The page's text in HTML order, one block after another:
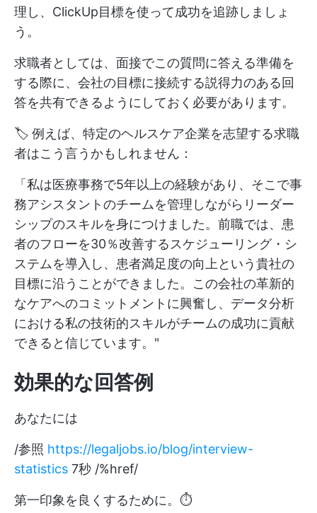
理し、ClickUp目標を使って成功を追跡しましょ
う。
求職者としては、面接でこの質問に答える準備を
する際に、会社の目標に接続する説得力のある回
答を共有できるようにしておく必要があります。
🏷️ 例えば、特定のヘルスケア企業を志望する求職
者はこう言うかもしれません：
「私は医療事務で5年以上の経験があり、そこで事
務アシスタントのチームを管理しながらリーダー
シップのスキルを身につけました。前職では、患
者のフローを30％改善するスケジューリング・シ
ステムを導入し、患者満足度の向上という貴社の
目標に沿うことができました。この会社の革新的
なケアへのコミットメントに興奮し、データ分析
における私の技術的スキルがチームの成功に貢献
できると信じています。"
効果的な回答例
あなたには
/参照 https://legaljobs.io/blog/interview-
statistics 7秒 /%href/
第一印象を良くするために。⏱️